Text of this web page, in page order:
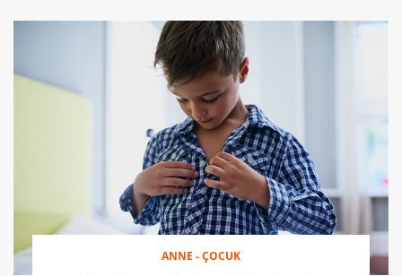
ANNE - ÇOCUK